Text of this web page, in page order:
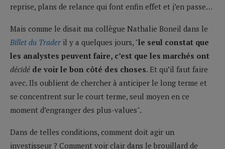
reprise, plans de relance qui font enfin effet et j’en passe…
Mais comme le disait ma collègue Nathalie Boneil dans le
Billet du Trader il y a quelques jours, "le seul constat que
les analystes peuvent faire, c’est que les marchés ont
décidé de voir le bon côté des choses. Et qu’il faut faire
avec. Ils oublient de chercher à anticiper le long terme et
se concentrent sur le court terme, seul moyen en ce
moment d’engranger des plus-values".
Dans de telles conditions, comment doit agir un
investisseur ? Comment voir clair dans le brouillard de